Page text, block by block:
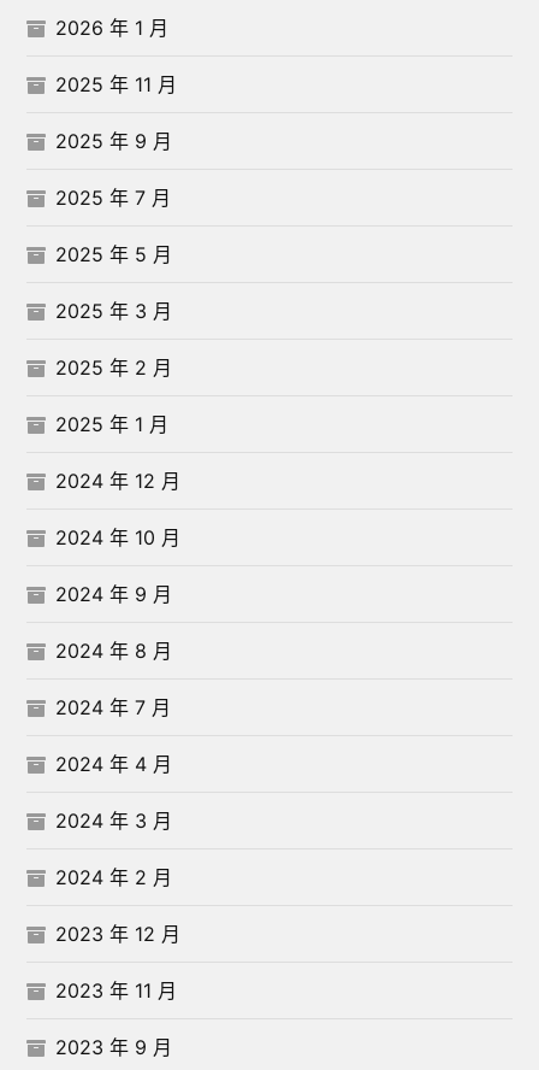
2026 年 1 月
2025 年 11 月
2025 年 9 月
2025 年 7 月
2025 年 5 月
2025 年 3 月
2025 年 2 月
2025 年 1 月
2024 年 12 月
2024 年 10 月
2024 年 9 月
2024 年 8 月
2024 年 7 月
2024 年 4 月
2024 年 3 月
2024 年 2 月
2023 年 12 月
2023 年 11 月
2023 年 9 月